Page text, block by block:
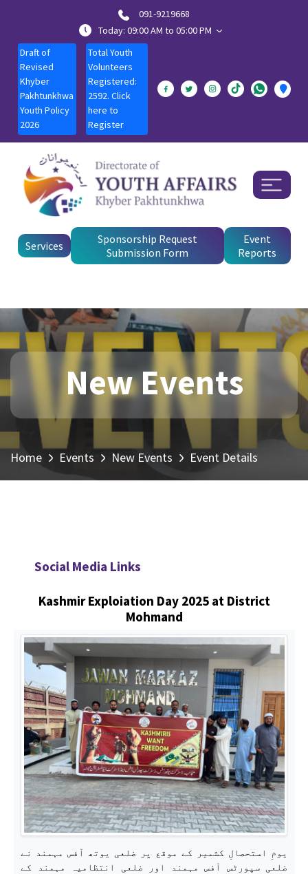
091-9219668
Today: 09:00 AM to 05:00 PM
Draft of
Revised
Khyber
Pakhtunkhwa
Youth Policy
2026
Total Youth
Volunteers
Registered:
2592. Click
here to
Register
Services
Sponsorship Request
Submission Form
Event
Reports
New Events
Home Events New Events Event Details
Social Media Links
Kashmir Exploiation Day 2025 at District
Mohmand
یومِ استحصالِ کشمیر کے موقع پر ضلعی یوتھ آفس مہمند نے
ضلعی سپورٹس آفس مہمند اور ضلعی انتظامیہ مہمند کے